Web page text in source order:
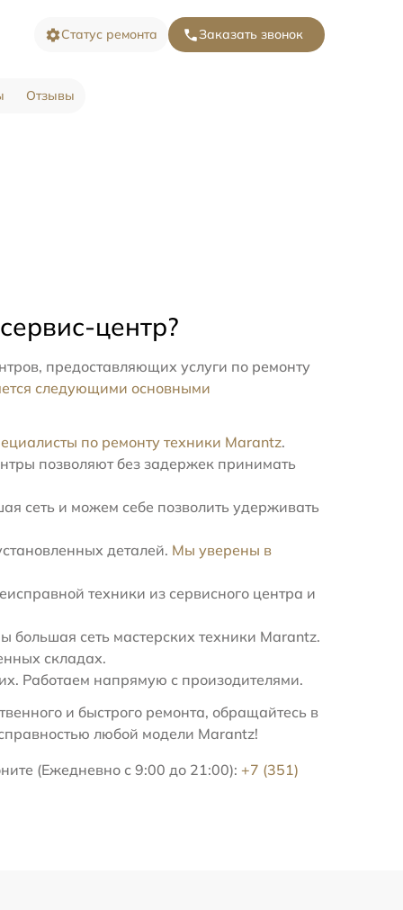
Статус ремонта Заказать звонок
Отзывы
центр?
предоставляющих услуги по ремонту
следующими основными
по ремонту техники Marantz.
позволяют без задержек принимать
сеть и можем себе позволить удерживать
деталей. Мы уверены в
техники из сервисного центра и
сеть мастерских техники Marantz.
складах.
Работаем напрямую с произодителями.
и быстрого ремонта, обращайтесь в
любой модели Marantz!
(Ежедневно с 9:00 до 21:00): +7 (351)